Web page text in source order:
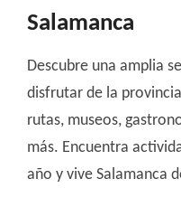
Salamanca
Descubre una amplia
disfrutar de la
rutas, museos,
más. Encuentra
año y vive Salamanca